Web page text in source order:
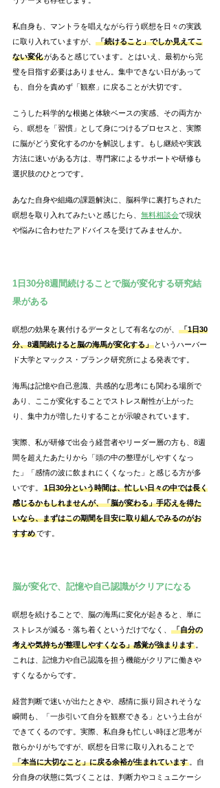
私自身も、マントラを唱えながら行う瞑想を日々の実践
に取り入れていますが、
「続けること」でしか見えてこ
ない変化があると感じています。とはいえ、最初から完
璧を目指す必要はありません。集中できない日があって
も、自分を責めず「観察」に戻ることが大切です。
こうした科学的な根拠と体験ベースの実感、その両方か
ら、瞑想を「習慣」として身につけるプロセスと、実際
に脳がどう変化するのかを解説します。もし継続や実践
方法に迷いがある方は、専門家によるサポートや研修も
選択肢のひとつです。
あなた自身や組織の課題解決に、脳科学に裏打ちされた
瞑想を取り入れてみたいと感じたら、 無料相談会で現状
や悩みに合わせたアドバイスを受けてみませんか。
1日30分8週間続けることで脳が変化する研究結
果がある
瞑想の効果を裏付けるデータとして有名なのが、
「1日30
分、8週間続けると脳の海馬が変化する」 というハーバー
ド大学とマックス・プランク研究所による発表です。
海馬は記憶や自己意識、共感的な思考にも関わる場所で
あり、ここが変化することでストレス耐性が上がった
り、集中力が増したりすることが示唆されています。
実際、私が研修で出会う経営者やリーダー層の方も、8週
間を超えたあたりから「頭の中の整理がしやすくなっ
た」「感情の波に飲まれにくくなった」と感じる方が多
いです。
1日30分という時間は、忙しい日々の中では長く
感じるかもしれませんが、「脳が変わる」手応えを得た
いなら、まずはこの期間を目安に取り組んでみるのがお
すすめです。
脳が変化で、記憶や自己認識がクリアになる
瞑想を続けることで、脳の海馬に変化が起きると、単に
ストレスが減る・落ち着くというだけでなく、
「自分の
考えや気持ちが整理しやすくなる」感覚が強まります 。
これは、記憶力や自己認識を担う機能がクリアに働きや
すくなるからです。
経営判断で迷いが出たときや、感情に振り回されそうな
瞬間も、「一歩引いて自分を観察できる」という土台が
できてくるのです。実際、私自身も忙しい時ほど思考が
散らかりがちですが、瞑想を日常に取り入れることで
「本当に大切なこと」に戻る余裕が生まれています 。自
分自身の状態に気づくことは、判断力やコミュニケーシ